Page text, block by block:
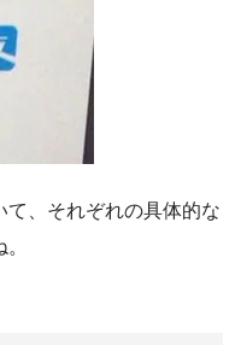
て、それぞれの具体的な